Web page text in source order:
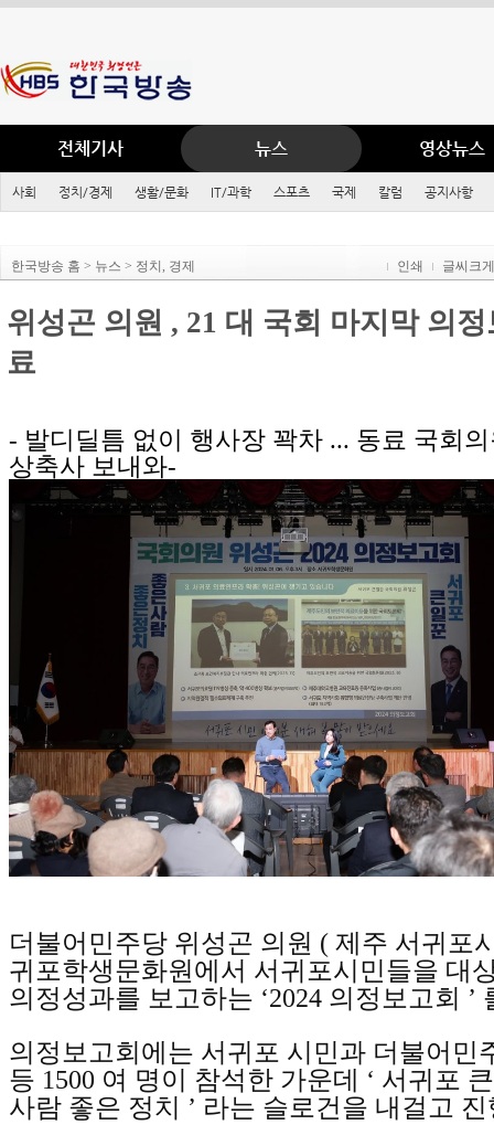
전체기사 뉴스 영상뉴스
사회 정치/경제 생활/문화 IT/과학 스포츠 국제 칼럼 공지사항
한국방송 홈 > 뉴스 > 정치, 경제 인쇄 글씨크게
위성곤 의원 , 21 대 국회 마지막 의
료
- 발디딜틈 없이 행사장 꽉차 ... 동료 국회
상축사 보내와-
더불어민주당 위성곤 의원 ( 제주 서귀포
귀포학생문화원에서 서귀포시민들을 대
의정성과를 보고하는 ‘2024 의정보고회 ’
의정보고회에는 서귀포 시민과 더불어민
등 1500 여 명이 참석한 가운데 ‘ 서귀포
사람 좋은 정치
’ 라는 슬로건을 내걸고